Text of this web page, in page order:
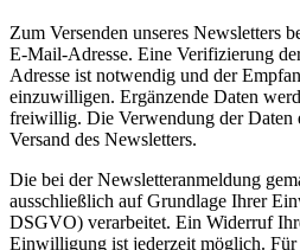
Zum Versenden unseres Newsletters
E-Mail-Adresse. Eine Verifizierung
Adresse ist notwendig und der
einzuwilligen. Ergänzende Daten
freiwillig. Die Verwendung der Daten
Versand des Newsletters.
Die bei der Newsletteranmeldung
ausschließlich auf Grundlage Ihrer
DSGVO) verarbeitet. Ein Widerruf
Einwilligung ist jederzeit möglich.